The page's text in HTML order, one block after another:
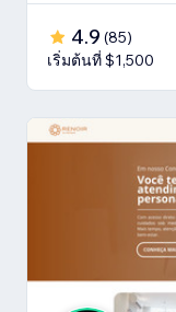
4.9 (85)
เริ่มต้นที่ $1,500